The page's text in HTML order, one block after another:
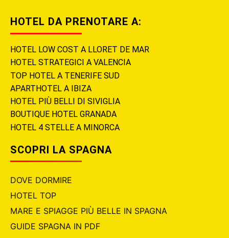
HOTEL DA PRENOTARE A:
HOTEL LOW COST A LLORET DE MAR
HOTEL STRATEGICI A VALENCIA
TOP HOTEL A TENERIFE SUD
APARTHOTEL A IBIZA
HOTEL PIÙ BELLI DI SIVIGLIA
BOUTIQUE HOTEL GRANADA
HOTEL 4 STELLE A MINORCA
SCOPRI LA SPAGNA
DOVE DORMIRE
HOTEL TOP
MARE E SPIAGGE PIÙ BELLE IN SPAGNA
GUIDE SPAGNA IN PDF